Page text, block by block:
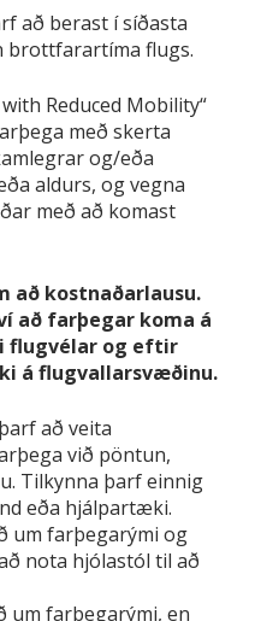
að berast í síðasta
brottfarartíma flugs.
Reduced Mobility“
með skerta
og/eða
aldurs, og vegna
með að komast
að kostnaðarlausu.
að farþegar koma á
flugvélar og eftir
á flugvallarsvæðinu.
að veita
við pöntun,
Tilkynna þarf einnig
eða hjálpartæki.
um farþegarými og
nota hjólastól til að
um farþegarými, en